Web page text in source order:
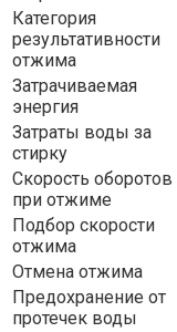
Категория
результативности
отжима
Затрачиваемая
энергия
Затраты воды за
стирку
Скорость оборотов
при отжиме
Подбор скорости
отжима
Отмена отжима
Предохранение от
протечек воды